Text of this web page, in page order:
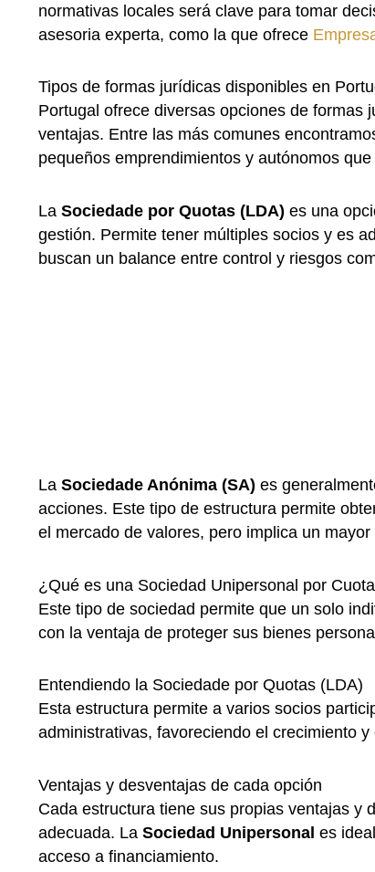
normativas locales será clave para tomar
asesoria experta, como la que ofrece
Tipos de formas jurídicas disponibles en
Portugal ofrece diversas opciones de
ventajas. Entre las más comunes
pequeños emprendimientos y autónomos
La Sociedade por Quotas (LDA) es una
gestión. Permite tener múltiples socios y es
buscan un balance entre control y riesgos
La Sociedade Anónima (SA) es
acciones. Este tipo de estructura permite
el mercado de valores, pero implica un
¿Qué es una Sociedad Unipersonal por
Este tipo de sociedad permite que un solo
con la ventaja de proteger sus bienes
Entendiendo la Sociedade por Quotas (LDA)
Esta estructura permite a varios socios
administrativas, favoreciendo el crecimiento
Ventajas y desventajas de cada opción
Cada estructura tiene sus propias ventajas y
adecuada. La Sociedad Unipersonal es
acceso a financiamiento.